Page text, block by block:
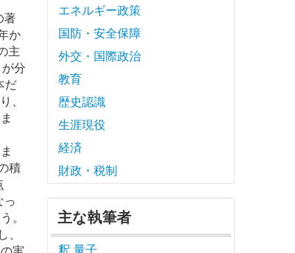
著
か
主
分
だ
、
積
。
エネルギー政策
国防・安全保障
外交・国際政治
教育
歴史認識
生涯現役
経済
財政・税制
主な執筆者
釈 量子